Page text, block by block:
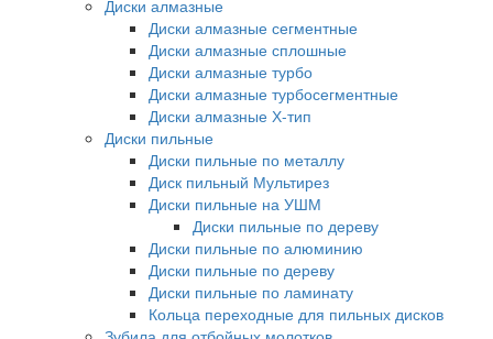
Диски алмазные
Диски алмазные сегментные
Диски алмазные сплошные
Диски алмазные турбо
Диски алмазные турбосегментные
Диски алмазные Х-тип
Диски пильные
Диски пильные по металлу
Диск пильный Мультирез
Диски пильные на УШМ
Диски пильные по дереву
Диски пильные по алюминию
Диски пильные по дереву
Диски пильные по ламинату
Кольца переходные для пильных дисков